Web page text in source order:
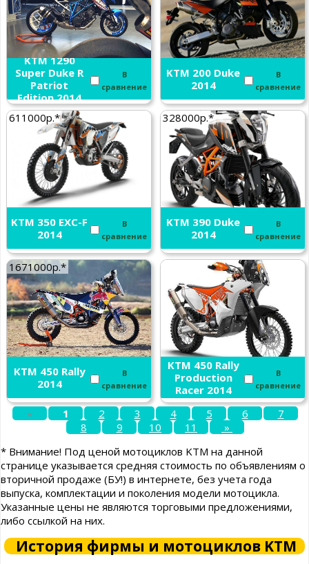
KTM 1290
Super Duke R
Patriot
Edition 2014
В
сравнение
KTM 200 Duke
2014
В
сравнение
611000р.*
KTM 350 EXC-F
2014
В
сравнение
328000р.*
KTM 390 Duke
2014
В
сравнение
1671000р.*
KTM 450 Rally
2014
В
сравнение
KTM 450 Rally
Production
Racer 2014
В
сравнение
« 1 2 3 4 5 6
7
8
9 10 11
»
* Внимание! Под ценой мотоциклов KTM на данной
странице указывается средняя стоимость по объявлениям о
вторичной продаже (БУ!) в интернете, без учета года
выпуска, комплектации и поколения модели мотоцикла.
Указанные цены не являются торговыми предложениями,
либо ссылкой на них.
История фирмы и мотоциклов KTM